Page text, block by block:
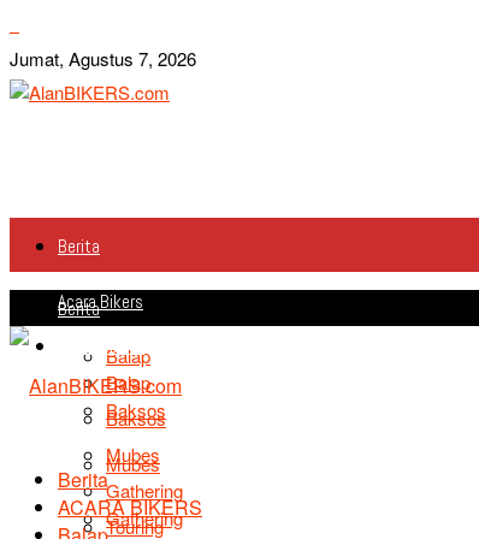
Jumat, Agustus 7, 2026
Berita
Acara Bikers
Balap
Baksos
Mubes
Gathering
Berita
Acara Bikers
Balap
Baksos
Mubes
Gathering
Touring
Berita
ACARA BIKERS